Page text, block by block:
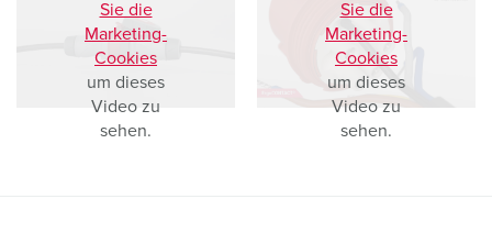
Sie die
Marketing-
Cookies
um dieses
Video zu
sehen.
Sie die
Marketing-
Cookies
um dieses
Video zu
sehen.